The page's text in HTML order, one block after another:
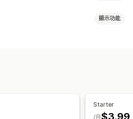
顯示功能
Starter
$3.99
/月